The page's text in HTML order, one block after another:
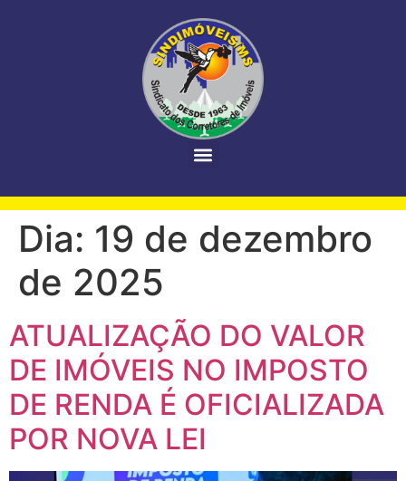
Dia: 19 de dezembro
de 2025
ATUALIZAÇÃO DO VALOR
DE IMÓVEIS NO IMPOSTO
DE RENDA É OFICIALIZADA
POR NOVA LEI